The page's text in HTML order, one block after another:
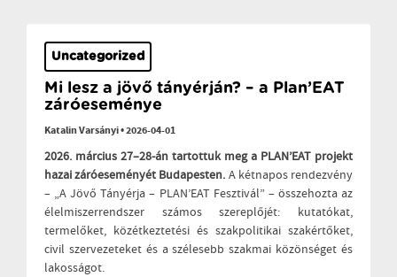
Uncategorized
Mi lesz a jövő tányérján? – a Plan’EAT
záróeseménye
Katalin Varsányi•2026-04-01
2026. március 27–28-án tartottuk meg a PLAN’EAT projekt
hazai záróeseményét Budapesten. A kétnapos rendezvény
– „A Jövő Tányérja – PLAN’EAT Fesztivál” – összehozta az
élelmiszerrendszer számos szereplőjét: kutatókat,
termelőket, közétkeztetési és szakpolitikai szakértőket,
civil szervezeteket és a szélesebb szakmai közönséget és
lakosságot.